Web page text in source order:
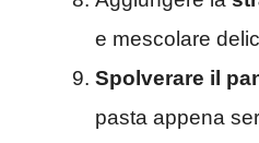
e mescolare
Spolverare il
pasta appena